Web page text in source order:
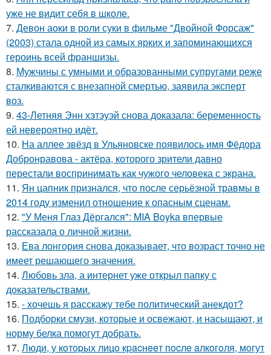
уже не видит себя в школе.
7. Девон аоки в роли суки в фильме "Двойной Форсаж"
(2003) стала одной из самых ярких и запоминающихся
героинь всей франшизы.
8. Мужчины с умными и образованными супругами реже
сталкиваются с внезапной смертью, заявила эксперт
воз.
9. 43-Летняя Энн хэтэуэй снова доказала: беременность
ей невероятно идёт.
10. На аллее звёзд в Ульяновске появилось имя Фёдора
Добронравова - актёра, которого зрители давно
перестали воспринимать как чужого человека с экрана.
11. Ян цапник признался, что после серьёзной травмы в
2014 году изменил отношение к опасным сценам.
12. "У Меня Глаз Дёргался": MIA Boyka впервые
рассказала о личной жизни.
13. Ева лонгория снова доказывает, что возраст точно не
имеет решающего значения.
14. Любовь зла, а интернет уже открыл папку с
доказательствами.
15. - хочешь я расскажу тебе политический анекдот?
16. Подборки смузи, которые и освежают, и насыщают, и
норму белка помогут добрать.
17. Люди, у кoтopых лицo кpacнeeт пocлe aлкoгoля, мoгут